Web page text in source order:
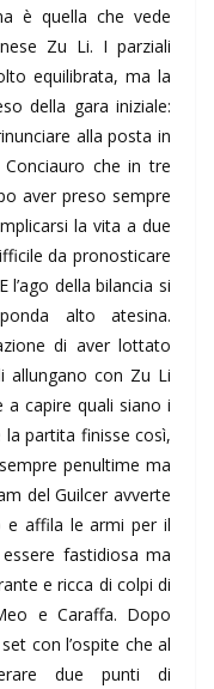
è quella che vede
Zu Li. I parziali
equilibrata, ma la
della gara iniziale:
alla posta in
che in tre
aver preso sempre
la vita a due
da pronosticare
l’ago della bilancia si
alto atesina.
di aver lottato
allungano con Zu Li
capire quali siano i
la partita finisse così,
penultime ma
del Guilcer avverte
e affila le armi per il
fastidiosa ma
e ricca di colpi di
e Caraffa. Dopo
con l’ospite che al
due punti di